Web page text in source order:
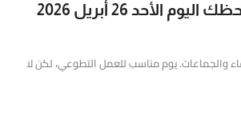
الأحد 26 أبريل 2026
والجماعات. يوم مناسب للعمل التطوعي، لكن لا